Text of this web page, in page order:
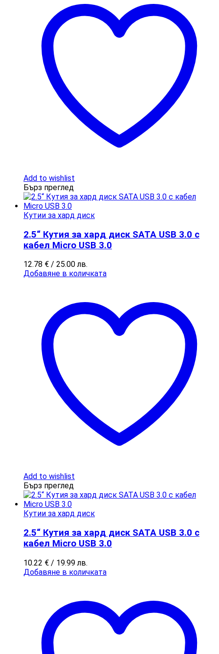
Add to wishlist
Бърз преглед
Кутии за хард диск
2.5“ Кутия за хард диск SATA USB 3.0 с
кабел Micro USB 3.0
12.78 € / 25.00 лв.
Добавяне в количката
Add to wishlist
Бърз преглед
Кутии за хард диск
2.5“ Кутия за хард диск SATA USB 3.0 с
кабел Micro USB 3.0
10.22 € / 19.99 лв.
Добавяне в количката